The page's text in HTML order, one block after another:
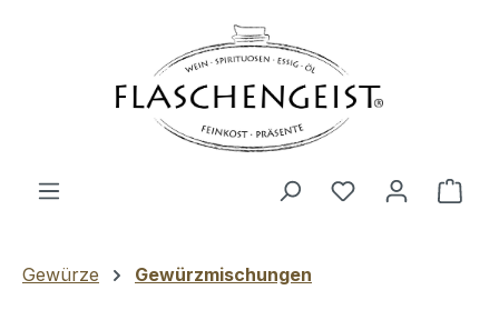
Du hast 0
Gewürze Gewürzmischungen